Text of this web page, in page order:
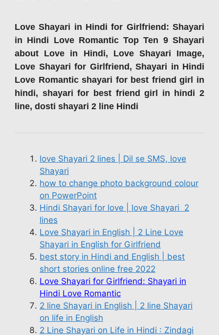
Love Shayari in Hindi for Girlfriend: Shayari
in Hindi Love Romantic Top Ten 9 Shayari
about Love in Hindi, Love Shayari Image,
Love Shayari for Girlfriend, Shayari in Hindi
Love Romantic shayari for best friend girl in
hindi, shayari for best friend girl in hindi 2
line, dosti shayari 2 line Hindi
love Shayari 2 lines | Dil se SMS, love
Shayari
how to change photo background colour
on PowerPoint
Hindi Shayari for love | love Shayari 2
lines
Love Shayari in English | 2 Line Love
Shayari in English for Girlfriend
best story in Hindi and English | best
short stories online free 2022
Love Shayari for Girlfriend: Shayari in
Hindi Love Romantic
2 line Shayari in English | 2 line Shayari
on life in English
2 Line Shayari on Life in Hindi : Zindagi